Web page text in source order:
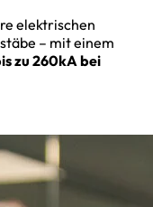
elektrischen
– mit einem
zu 260kA bei